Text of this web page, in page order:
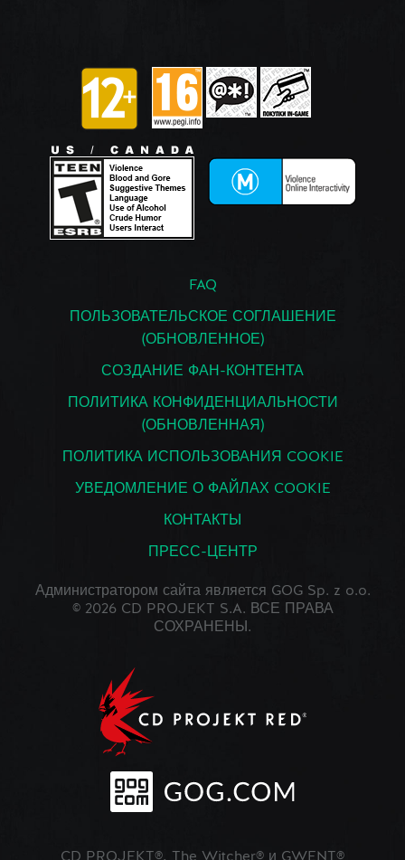
FAQ
ПОЛЬЗОВАТЕЛЬСКОЕ СОГЛАШЕНИЕ
(ОБНОВЛЕННОЕ)
СОЗДАНИЕ ФАН-КОНТЕНТА
ПОЛИТИКА КОНФИДЕНЦИАЛЬНОСТИ
(ОБНОВЛЕННАЯ)
ПОЛИТИКА ИСПОЛЬЗОВАНИЯ COOKIE
УВЕДОМЛЕНИЕ О ФАЙЛАХ COOKIE
КОНТАКТЫ
ПРЕСС-ЦЕНТР
Администратором сайта является GOG Sp. z o.o.
© 2026 CD PROJEKT S.A. ВСЕ ПРАВА
СОХРАНЕНЫ.